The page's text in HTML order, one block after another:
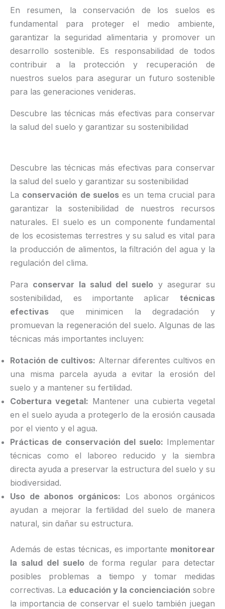
En resumen, la conservación de los suelos es
fundamental para proteger el medio ambiente,
garantizar la seguridad alimentaria y promover un
desarrollo sostenible. Es responsabilidad de todos
contribuir a la protección y recuperación de
nuestros suelos para asegurar un futuro sostenible
para las generaciones venideras.
Descubre las técnicas más efectivas para conservar
la salud del suelo y garantizar su sostenibilidad
Descubre las técnicas más efectivas para conservar
la salud del suelo y garantizar su sostenibilidad
La conservación de sueloses un tema crucial para
garantizar la sostenibilidad de nuestros recursos
naturales. El suelo es un componente fundamental
de los ecosistemas terrestres y su salud es vital para
la producción de alimentos, la filtración del agua y la
regulación del clima.
Para conservar la salud del suelo y asegurar su
sostenibilidad, es importante aplicar técnicas
efectivas que minimicen la degradación y
promuevan la regeneración del suelo. Algunas de las
técnicas más importantes incluyen:
Rotación de cultivos: Alternar diferentes cultivos en
una misma parcela ayuda a evitar la erosión del
suelo y a mantener su fertilidad.
Cobertura vegetal: Mantener una cubierta vegetal
en el suelo ayuda a protegerlo de la erosión causada
por el viento y el agua.
Prácticas de conservación del suelo: Implementar
técnicas como el laboreo reducido y la siembra
directa ayuda a preservar la estructura del suelo y su
biodiversidad.
Uso de abonos orgánicos: Los abonos orgánicos
ayudan a mejorar la fertilidad del suelo de manera
natural, sin dañar su estructura.
Además de estas técnicas, es importante monitorear
la salud del suelode forma regular para detectar
posibles problemas a tiempo y tomar medidas
correctivas. La educación y la concienciación sobre
la importancia de conservar el suelo también juegan